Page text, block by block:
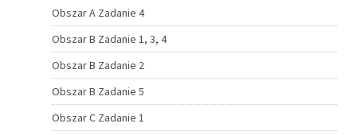
Obszar A Zadanie 4
Obszar B Zadanie 1, 3, 4
Obszar B Zadanie 2
Obszar B Zadanie 5
Obszar C Zadanie 1